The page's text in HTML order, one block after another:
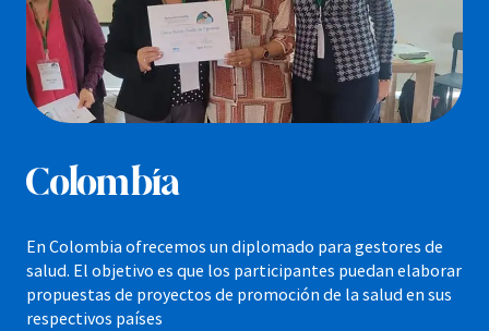
Colombia
En Colombia ofrecemos un diplomado para gestores de
salud. El objetivo es que los participantes puedan elaborar
propuestas de proyectos de promoción de la salud en sus
respectivos países